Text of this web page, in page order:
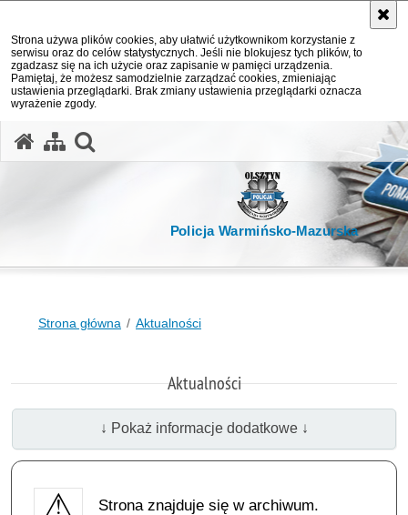
Strona używa plików cookies, aby ułatwić użytkownikom korzystanie z
serwisu oraz do celów statystycznych. Jeśli nie blokujesz tych plików, to
zgadzasz się na ich użycie oraz zapisanie w pamięci urządzenia.
Pamiętaj, że możesz samodzielnie zarządzać cookies, zmieniając
ustawienia przeglądarki. Brak zmiany ustawienia przeglądarki oznacza
wyrażenie zgody.
Policja Warmińsko-Mazurska
Strona główna Aktualności
Aktualności
↓ Pokaż informacje dodatkowe ↓
Strona znajduje się w archiwum.